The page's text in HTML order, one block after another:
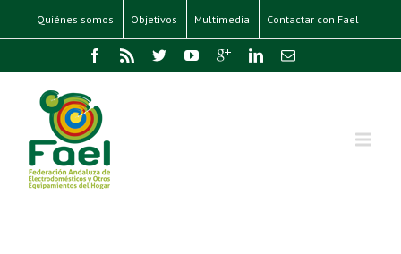
Quiénes somos Objetivos Multimedia Contactar con Fael